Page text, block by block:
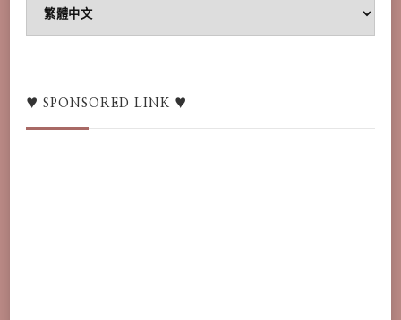
語
言
♥ SPONSORED LINK ♥